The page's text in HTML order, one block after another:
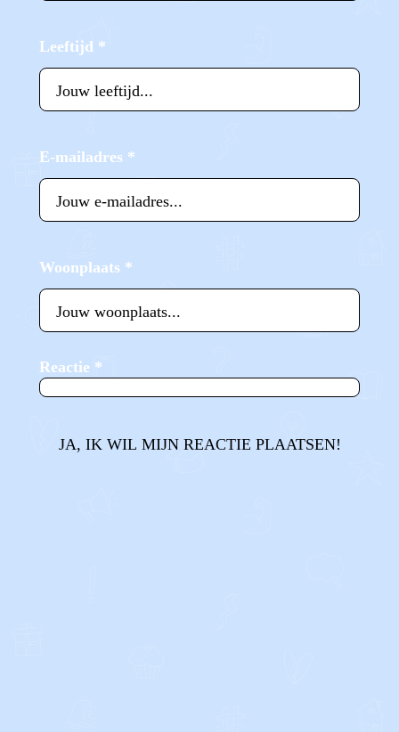
Leeftijd *
E-mailadres *
Woonplaats *
Reactie *
JA, IK WIL MIJN REACTIE PLAATSEN!